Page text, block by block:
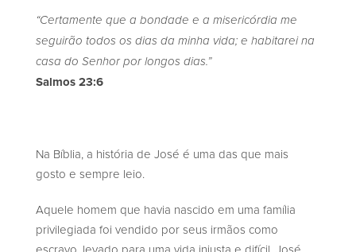
“Certamente que a bondade e a misericórdia me
seguirão todos os dias da minha vida; e habitarei na
casa do Senhor por longos dias.”
Salmos 23:6
Na Bíblia, a história de José é uma das que mais
gosto e sempre leio.
Aquele homem que havia nascido em uma família
privilegiada foi vendido por seus irmãos como